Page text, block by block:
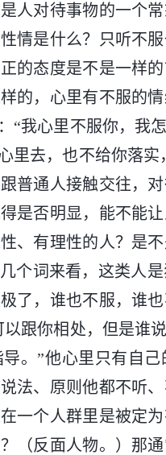
人对待事物的一个
情是什么？只听不
的态度是不是一样
的，心里有不服的
“我心里不服你，我
里去，也不给你落实
普通人接触交往，
是否明显，能不能
、有理性的人？是
个词来看，这类人
了，谁也不服，谁
跟你相处，但是谁
。”他心里只有自
法、原则他都不听
一个人群里是被定
（反面人物。）那